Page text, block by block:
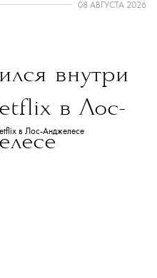
08 АВГУСТА 2026
внутри
в Лос-